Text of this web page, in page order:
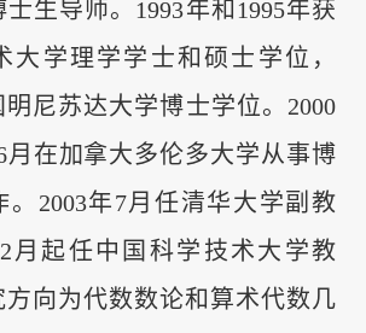
生导师。1993年和1995年获
大学理学学士和硕士学位，
明尼苏达大学博士学位。2000
月在加拿大多伦多大学从事博
。2003年7月任清华大学副教
月起任中国科学技术大学教
向为代数数论和算术代数几